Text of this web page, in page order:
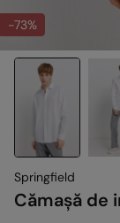
-73%
Springfield
Cămașă de